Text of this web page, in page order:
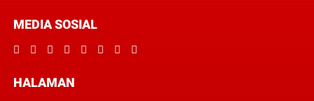
MEDIA SOSIAL
HALAMAN